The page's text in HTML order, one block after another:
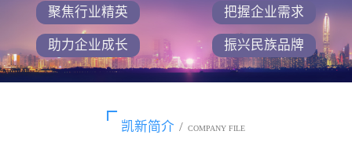
聚焦行业精英 把握企业需求
助力企业成长 振兴民族品牌
凯新简介 / COMPANY FILE